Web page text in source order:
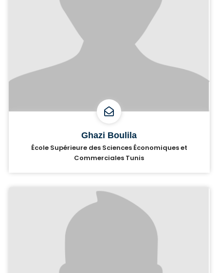
Ghazi Boulila
École Supérieure des Sciences Économiques et
Commerciales Tunis